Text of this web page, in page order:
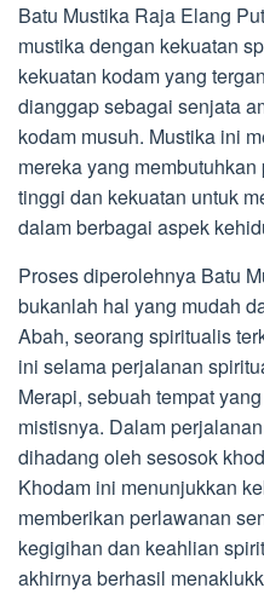
Batu Mustika Raja Elang
mustika dengan kekuatan
kekuatan kodam yang
dianggap sebagai senjata
kodam musuh. Mustika ini
mereka yang
tinggi dan kekuatan untuk
dalam berbagai aspek
Proses diperolehnya Batu
bukanlah hal yang mudah
Abah, seorang spiritualis
ini selama perjalanan
Merapi, sebuah tempat
mistisnya. Dalam
dihadang oleh sesosok
Khodam ini menunjukkan
memberikan perlawanan
kegigihan dan keahlian
akhirnya berhasil